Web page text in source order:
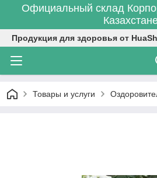
Официальный склад
Продукция для здоровья от
Товары и услуги